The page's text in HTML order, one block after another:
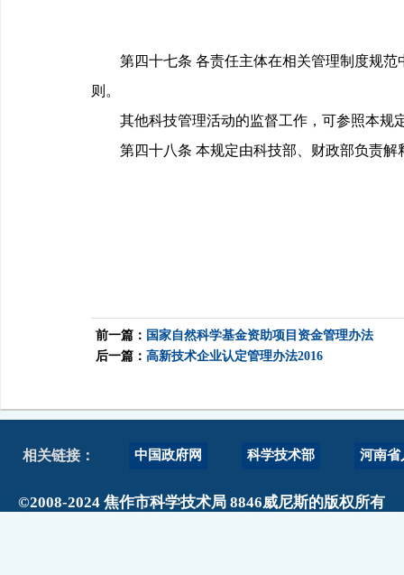
第四十七条 各责任主体在相关管理制度规范
则。
其他科技管理活动的监督工作，可参照本规
第四十八条 本规定由科技部、财政部负责解
前一篇： 国家自然科学基金资助项目资金管理办法
后一篇： 高新技术企业认定管理办法2016
相关链接： 中国政府网 科学技术部 河南省
©2008-2024 焦作市科学技术局 8846威尼斯的版权所有